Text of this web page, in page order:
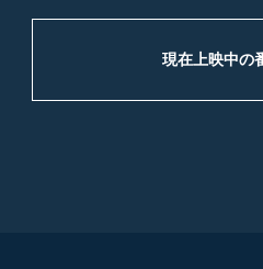
ススを救い、流れ星に願い
現在上映中の